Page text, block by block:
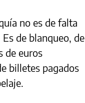
no es de falta
de blanqueo, de
de euros
billetes pagados